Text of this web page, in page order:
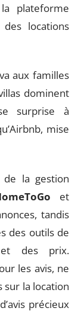
plateforme
locations
aux familles
dominent
surprise à
mise
de la gestion
et
tandis
des outils de
et des prix.
les avis, ne
sur la location
précieux